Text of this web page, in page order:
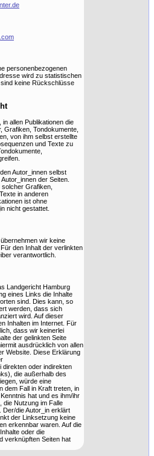
personenbezogenen
wird zu statistischen
keine Rückschlüsse
allen Publikationen die
Grafiken, Tondokumente,
von ihm selbst erstellte
und Texte zu
Autor_innen selbst
der Seiten.
Grafiken,
in anderen
ist ohne
nicht gestattet.
wir keine
den Inhalt der verlinkten
verantwortlich.
Landgericht Hamburg
eines Links die Inhalte
sind. Dies kann, so
werden, dass sich
wird. Auf dieser
Inhalten im Internet. Für
dass wir keinerlei
der gelinkten Seite
ausdrücklich von allen
Website. Diese Erklärung
direkten oder indirekten
die außerhalb des
würde eine
dem Fall in Kraft treten, in
hat und es ihm/ihr
die Nutzung im Falle
die Autor_in erklärt
der Linksetzung keine
erkennbar waren. Auf die
oder die
verknüpften Seiten hat